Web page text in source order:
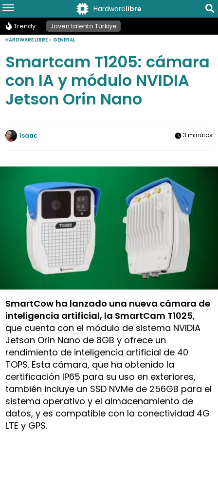
Hardwarelibre
Trendy: Joven talento Türkiye
HARDWARE LIBRE »GENERAL
Smartcam T1205: cámara
con IA y módulo NVIDIA
Jetson Orin Nano
Isaac 3 minutos
SmartCow ha lanzado una nueva cámara de
inteligencia artificial, la SmartCam T1025,
que cuenta con el módulo de sistema NVIDIA
Jetson Orin Nano de 8GB y ofrece un
rendimiento de inteligencia artificial de 40
TOPS. Esta cámara, que ha obtenido la
certificación IP65 para su uso en exteriores,
también incluye un SSD NVMe de 256GB para el
sistema operativo y el almacenamiento de
datos, y es compatible con la conectividad 4G
LTE y GPS.